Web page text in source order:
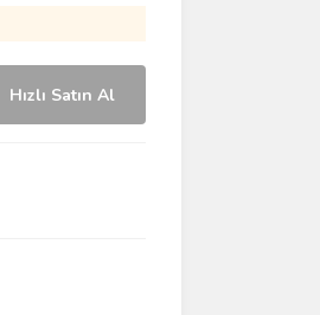
Hızlı Satın Al